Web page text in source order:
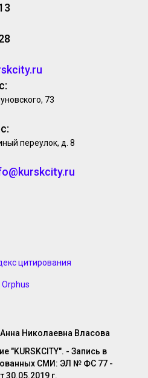
73
переулок, д. 8
Николаевна Власова
"KURSKCITY". - Запись в
СМИ: ЭЛ № ФС 77 -
30.05.2019 г.